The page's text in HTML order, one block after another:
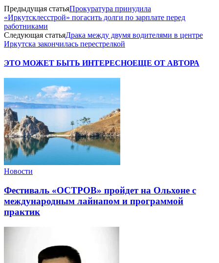
Предыдущая статьяПрокуратура принудила
«Иркутсклесстрой» погасить долги по зарплате перед
работниками
Следующая статьяДрака между двумя водителями в центре
Иркутска закончилась перестрелкой
ЭТО МОЖЕТ БЫТЬ ИНТЕРЕСНОЕЩЕ ОТ АВТОРА
Новости
Фестиваль «ОСТРОВ» пройдет на Ольхоне с
международным лайнапом и программой
практик